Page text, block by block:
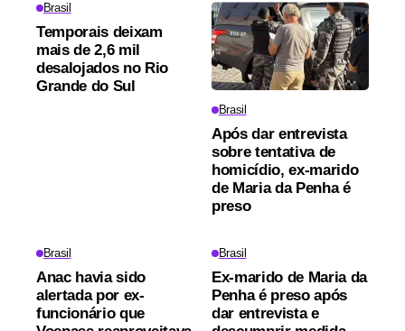
Brasil
Temporais deixam
mais de 2,6 mil
desalojados no Rio
Grande do Sul
Brasil
Após dar entrevista
sobre tentativa de
homicídio, ex-marido
de Maria da Penha é
preso
Brasil
Anac havia sido
alertada por ex-
funcionário que
Brasil
Ex-marido de Maria da
Penha é preso após
dar entrevista e